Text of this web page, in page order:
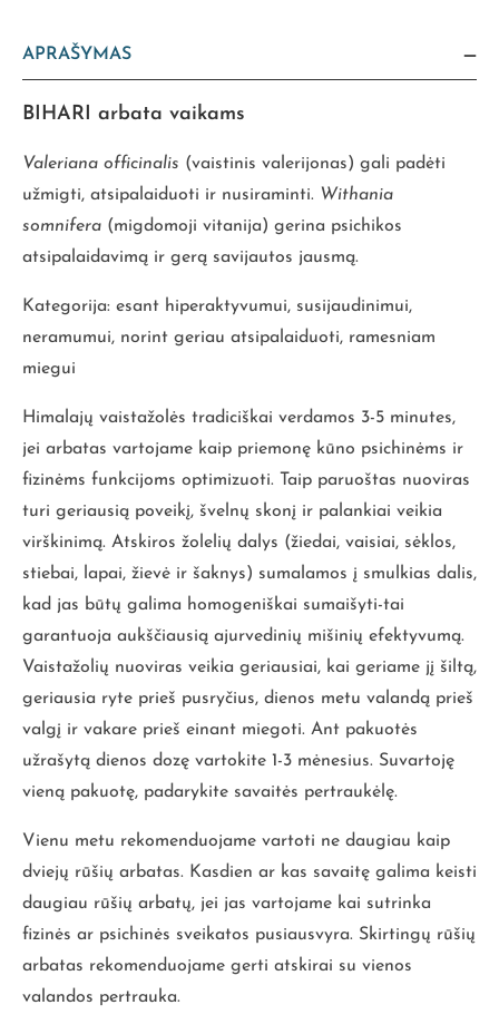
APRAŠYMAS
BIHARI arbata vaikams
Valeriana officinalis (vaistinis valerijonas) gali padėti
užmigti, atsipalaiduoti ir nusiraminti. Withania
somnifera (migdomoji vitanija) gerina psichikos
atsipalaidavimą ir gerą savijautos jausmą.
Kategorija: esant hiperaktyvumui, susijaudinimui,
neramumui, norint geriau atsipalaiduoti, ramesniam
miegui
Himalajų vaistažolės tradiciškai verdamos 3-5 minutes,
jei arbatas vartojame kaip priemonę kūno psichinėms ir
fizinėms funkcijoms optimizuoti. Taip paruoštas nuoviras
turi geriausią poveikį, švelnų skonį ir palankiai veikia
virškinimą. Atskiros žolelių dalys (žiedai, vaisiai, sėklos,
stiebai, lapai, žievė ir šaknys) sumalamos į smulkias dalis,
kad jas būtų galima homogeniškai sumaišyti-tai
garantuoja aukščiausią ajurvedinių mišinių efektyvumą.
Vaistažolių nuoviras veikia geriausiai, kai geriame jį šiltą,
geriausia ryte prieš pusryčius, dienos metu valandą prieš
valgį ir vakare prieš einant miegoti. Ant pakuotės
užrašytą dienos dozę vartokite 1-3 mėnesius. Suvartoję
vieną pakuotę, padarykite savaitės pertraukėlę.
Vienu metu rekomenduojame vartoti ne daugiau kaip
dviejų rūšių arbatas. Kasdien ar kas savaitę galima keisti
daugiau rūšių arbatų, jei jas vartojame kai sutrinka
fizinės ar psichinės sveikatos pusiausvyra. Skirtingų rūšių
arbatas rekomenduojame gerti atskirai su vienos
valandos pertrauka.